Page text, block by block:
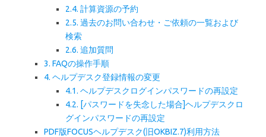
2.4. 計算資源の予約
2.5. 過去のお問い合わせ・ご依頼の一覧および
検索
2.6. 追加質問
3. FAQの操作手順
4. ヘルプデスク登録情報の変更
4.1. ヘルプデスクログインパスワードの再設定
4.2. [パスワードを失念した場合]ヘルプデスクロ
グインパスワードの再設定
PDF版FOCUSヘルプデスク(旧OKBIZ.7)利用方法